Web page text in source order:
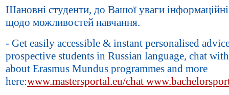
Шановні студенти, до Вашої уваги
щодо можливостей навчання.
- Get easily accessible & instant personalised
prospective students in Russian language, chat
about Erasmus Mundus programmes and more
here:www.mastersportal.eu/chat